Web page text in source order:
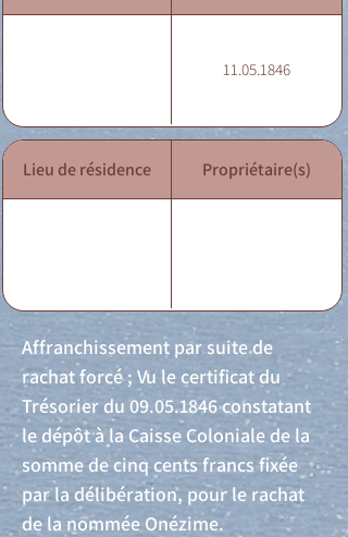
11.05.1846
Lieu de résidence Propriétaire(s)
Affranchissement par suite de
rachat forcé ; Vu le certificat du
Trésorier du 09.05.1846constatant
le dépôt à la Caisse Coloniale de la
somme de cinq cents francs fixée
par la délibération, pour le rachat
de la nommée Onézime.